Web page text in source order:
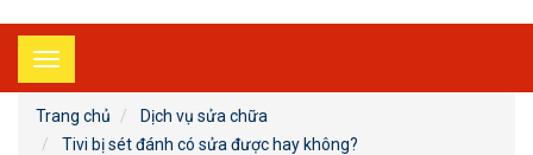
Toggle
navigation
Trang chủ
Dịch vụ sửa chữa
Tivi bị sét đánh có sửa được hay không?